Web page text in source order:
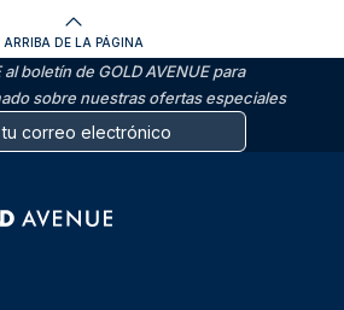
ARRIBA DE LA PÁGINA
al boletín de GOLD AVENUE para
sobre nuestras ofertas especiales